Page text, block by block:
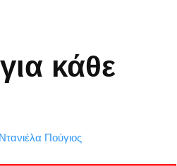
κάθε
Ντανιέλα Πούγιος